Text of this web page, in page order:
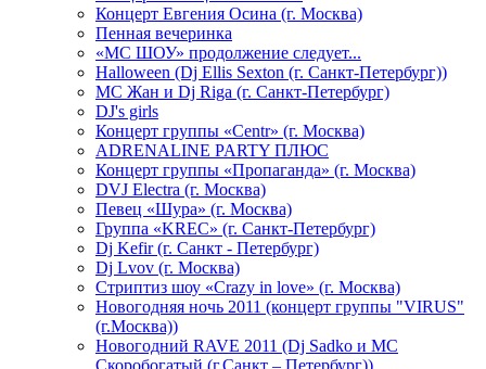
Концерт Евгения Осина (г. Москва)
Пенная вечеринка
«МС ШОУ» продолжение следует...
Halloween (Dj Ellis Sexton (г. Санкт-Петербург))
МС Жан и Dj Riga (г. Санкт-Петербург)
DJ's girls
Концерт группы «Centr» (г. Москва)
ADRENALINE PARTY ПЛЮС
Концерт группы «Пропаганда» (г. Москва)
DVJ Electra (г. Москва)
Певец «Шура» (г. Москва)
Группа «KREC» (г. Санкт-Петербург)
Dj Kefir (г. Санкт - Петербург)
Dj Lvov (г. Москва)
Стриптиз шоу «Crazy in love» (г. Москва)
Новогодняя ночь 2011 (концерт группы "VIRUS"
(г.Москва))
Новогодний RAVE 2011 (Dj Sadko и MC
Скоробогатый (г.Санкт – Петербург))